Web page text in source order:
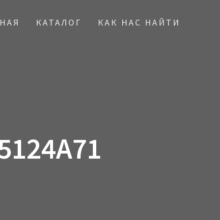
КАТАЛОГ КАК НАС НАЙТИ